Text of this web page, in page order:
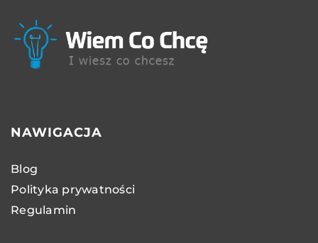
NAWIGACJA
Blog
Polityka prywatności
Regulamin